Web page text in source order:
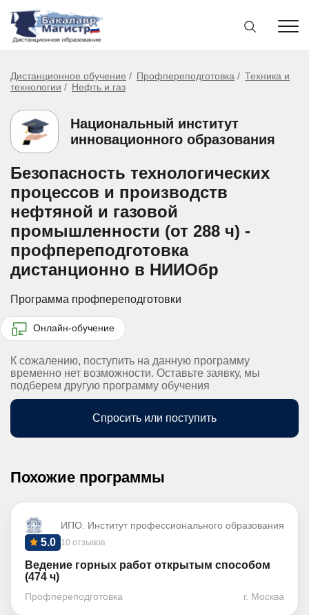
Дистанционное обучение Профпереподготовка
Техника и
технологии
Нефть и газ
Национальный институт
инновационного образования
Безопасность технологических
процессов и производств
нефтяной и газовой
промышленности (от 288 ч) -
профпереподготовка
дистанционно в НИИОбр
Программа профпереподготовки
Онлайн-обучение
К сожалению, поступить на данную программу
временно нет возможности. Оставьте заявку, мы
подберем другую программу обучения
Спросить или поступить
Похожие программы
ИПО. Институт профессионального образования
10 отзывов
5.0
Ведение горных работ открытым способом
(474 ч)
Профпереподготовка г. Москва